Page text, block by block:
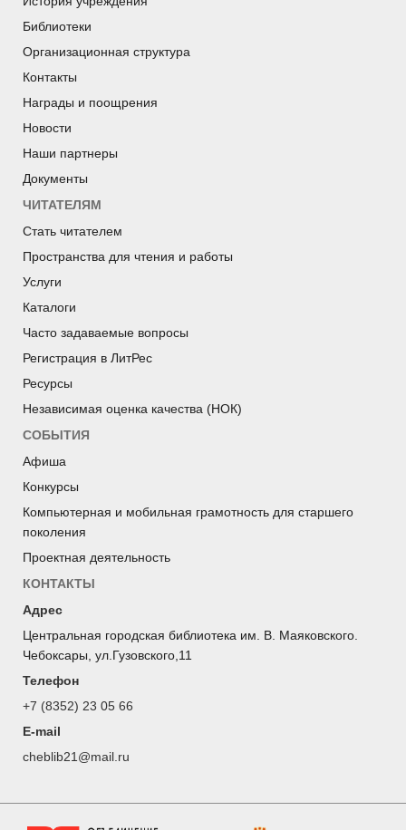
Библиотеки
Организационная структура
Контакты
Награды и поощрения
Новости
Наши партнеры
Документы
ЧИТАТЕЛЯМ
Стать читателем
Пространства для чтения и работы
Услуги
Каталоги
Часто задаваемые вопросы
Регистрация в ЛитРес
Ресурсы
Независимая оценка качества (НОК)
СОБЫТИЯ
Афиша
Конкурсы
Компьютерная и мобильная грамотность для старшего
поколения
Проектная деятельность
КОНТАКТЫ
Адрес
Центральная городская библиотека им. В. Маяковского.
Чебоксары, ул.Гузовского,11
Телефон
+7 (8352) 23 05 66
E-mail
cheblib21@mail.ru